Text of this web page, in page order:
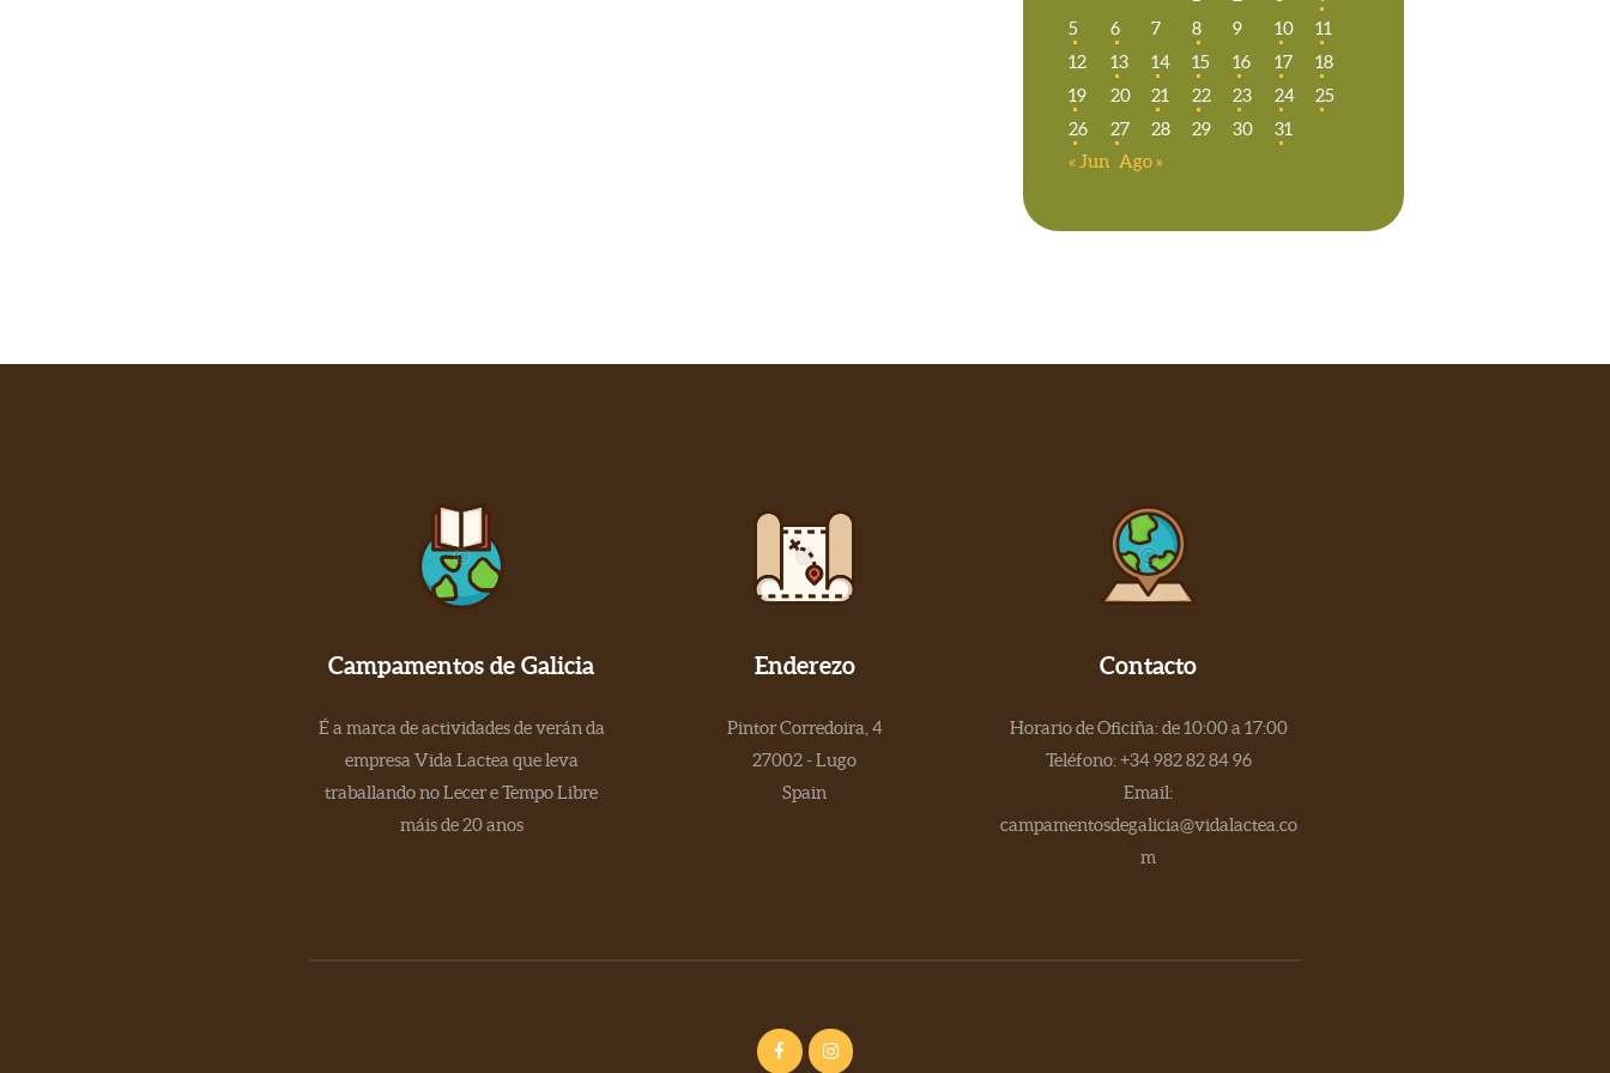
5
6 7 8 9 10
11
12
13 14 15 16 17
18
19
20 21 22 23 24
25
26
27 28 29 30
31
« Jun Ago »
Campamentos de Galicia
É a marca de actividades de verán da
empresa Vida Lactea que leva
traballando no Lecer e Tempo Libre
máis de 20 anos
Enderezo
Pintor Corredoira, 4
27002 - Lugo
Spain
Contacto
Horario de Oficiña: de 10:00 a 17:00
Teléfono: +34 982 82 84 96
Email:
campamentosdegalicia@vidalactea.co
m